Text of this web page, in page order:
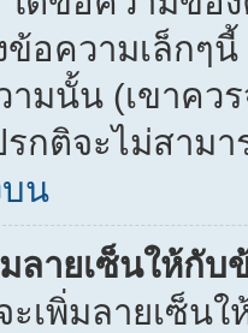
อความเล็กๆนี้
ามนั้น (เขาคว
รกติจะไม่สาม
น
ลายเซ็นให้กั
เพิ่มลายเซ็น